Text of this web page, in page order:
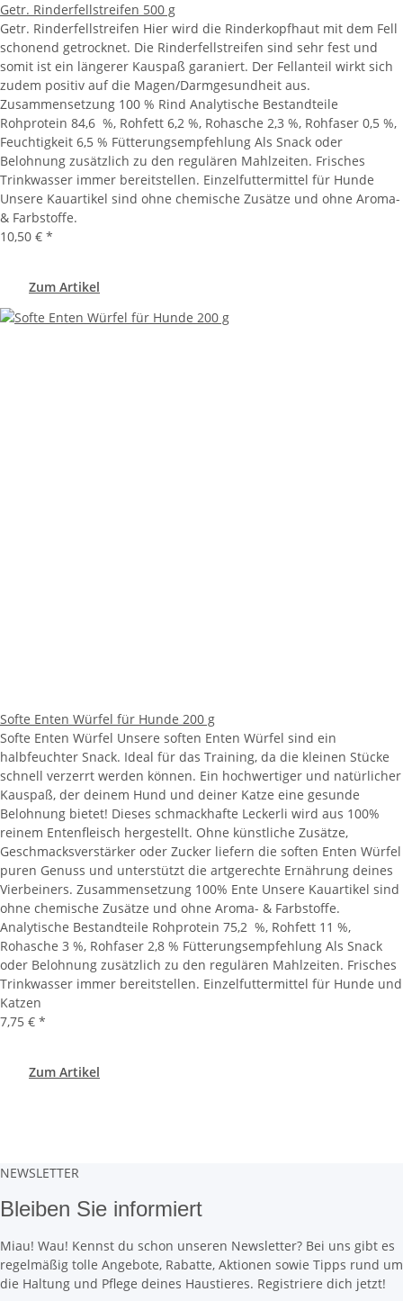
Getr. Rinderfellstreifen 500 g
Getr. Rinderfellstreifen Hier wird die Rinderkopfhaut mit dem Fell
schonend getrocknet. Die Rinderfellstreifen sind sehr fest und
somit ist ein längerer Kauspaß garaniert. Der Fellanteil wirkt sich
zudem positiv auf die Magen/Darmgesundheit aus.
Zusammensetzung 100 % Rind Analytische Bestandteile
Rohprotein 84,6 %, Rohfett 6,2 %, Rohasche 2,3 %, Rohfaser 0,5 %,
Feuchtigkeit 6,5 % Fütterungsempfehlung Als Snack oder
Belohnung zusätzlich zu den regulären Mahlzeiten. Frisches
Trinkwasser immer bereitstellen. Einzelfuttermittel für Hunde
Unsere Kauartikel sind ohne chemische Zusätze und ohne Aroma-
& Farbstoffe.
10,50 € *
Zum Artikel
Softe Enten Würfel für Hunde 200 g
Softe Enten Würfel Unsere soften Enten Würfel sind ein
halbfeuchter Snack. Ideal für das Training, da die kleinen Stücke
schnell verzerrt werden können. Ein hochwertiger und natürlicher
Kauspaß, der deinem Hund und deiner Katze eine gesunde
Belohnung bietet! Dieses schmackhafte Leckerli wird aus 100%
reinem Entenfleisch hergestellt. Ohne künstliche Zusätze,
Geschmacksverstärker oder Zucker liefern die soften Enten Würfel
puren Genuss und unterstützt die artgerechte Ernährung deines
Vierbeiners. Zusammensetzung 100% Ente Unsere Kauartikel sind
ohne chemische Zusätze und ohne Aroma- & Farbstoffe.
Analytische Bestandteile Rohprotein 75,2 %, Rohfett 11 %,
Rohasche 3 %, Rohfaser 2,8 % Fütterungsempfehlung Als Snack
oder Belohnung zusätzlich zu den regulären Mahlzeiten. Frisches
Trinkwasser immer bereitstellen. Einzelfuttermittel für Hunde und
Katzen
7,75 € *
Zum Artikel
NEWSLETTER
Bleiben Sie informiert
Miau! Wau! Kennst du schon unseren Newsletter? Bei uns gibt es
regelmäßig tolle Angebote, Rabatte, Aktionen sowie Tipps rund um
die Haltung und Pflege deines Haustieres. Registriere dich jetzt!